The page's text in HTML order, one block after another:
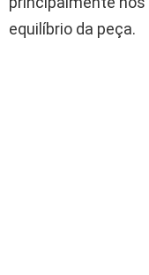
equilíbrio da peça.